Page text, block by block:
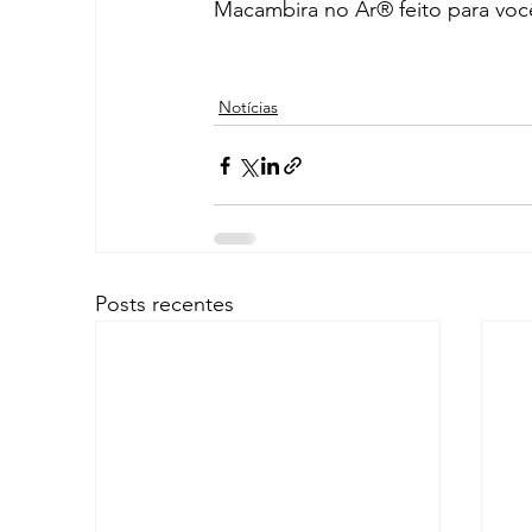
Macambira no Ar® feito para
Notícias
Posts recentes